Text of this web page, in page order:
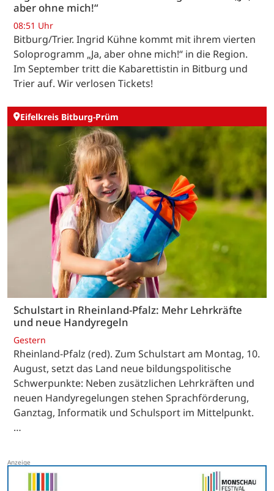
aber ohne mich!“
08:51 Uhr
Bitburg/Trier. Ingrid Kühne kommt mit ihrem vierten
Soloprogramm „Ja, aber ohne mich!“ in die Region.
Im September tritt die Kabarettistin in Bitburg und
Trier auf. Wir verlosen Tickets!
Eifelkreis Bitburg-Prüm
Schulstart in Rheinland-Pfalz: Mehr Lehrkräfte
und neue Handyregeln
Gestern
Rheinland-Pfalz (red). Zum Schulstart am Montag, 10.
August, setzt das Land neue bildungspolitische
Schwerpunkte: Neben zusätzlichen Lehrkräften und
neuen Handyregelungen stehen Sprachförderung,
Ganztag, Informatik und Schulsport im Mittelpunkt.
…